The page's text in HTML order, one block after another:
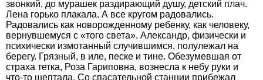
звонкий, до мурашек раздирающий душу, детский плач.
Лена горько плакала. А все кругом радовались.
Радовались как новорожденному ребенку, как человеку,
вернувшемуся с «того света». Александр, физически и
психически измотанный случившимся, полулежал на
берегу. Грязный, в иле, песке и тине. Обезумевшая от
страха тетка, Роза Гариповна, вознесла к небу руки и
что-то шептала. Со спасательной станции прибежал